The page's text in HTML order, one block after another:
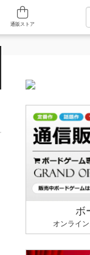
人気ボードゲーム 通
ボ
オンライ